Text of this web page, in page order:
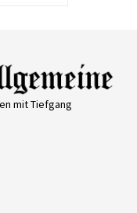
mit Tiefgang